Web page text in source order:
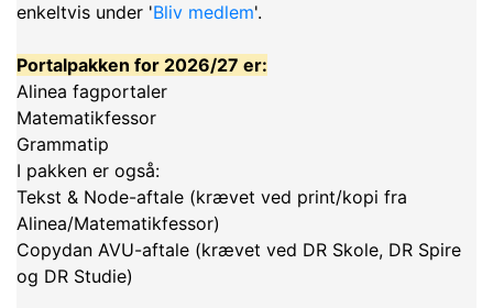
enkeltvis under 'Bliv medlem'.
Portalpakken for 2026/27 er:
Alinea fagportaler
Matematikfessor
Grammatip
I pakken er også:
Tekst & Node-aftale (krævet ved print/kopi fra
Alinea/Matematikfessor)
Copydan AVU-aftale (krævet ved DR Skole, DR Spire
og DR Studie)